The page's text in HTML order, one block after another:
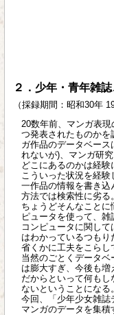
２．少年・青年雑
（採録期間：昭和30年
20数年前、マンガ表
つ発表されたものか
ガ作品のデータベー
れないが)、マンガ研
どこにあるのかは経験
こういった状況を経
一作品の情報を書き
方法では検索性に劣る。
ちょうどそんなこと
ピュータを使って、雑
コンピュータに関し
はわかっているつも
省くかに工夫をこらし
当然のごとくデータ
は膨大すぎ、今後も
だからといって何も
ないということになる。
今回、「少年少女雑
マンガのデータを集